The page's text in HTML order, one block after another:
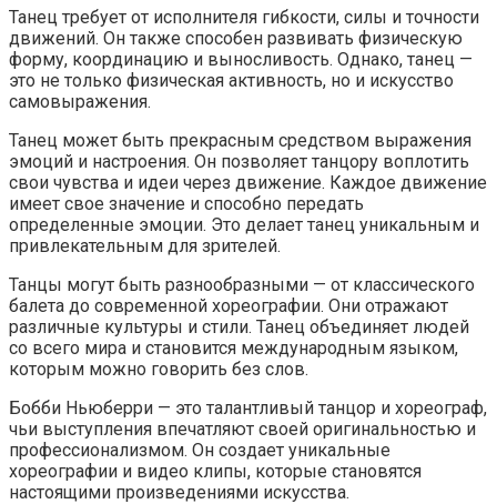
Танец требует от исполнителя гибкости, силы и точности
движений. Он также способен развивать физическую
форму, координацию и выносливость. Однако, танец —
это не только физическая активность, но и искусство
самовыражения.
Танец может быть прекрасным средством выражения
эмоций и настроения. Он позволяет танцору воплотить
свои чувства и идеи через движение. Каждое движение
имеет свое значение и способно передать
определенные эмоции. Это делает танец уникальным и
привлекательным для зрителей.
Танцы могут быть разнообразными — от классического
балета до современной хореографии. Они отражают
различные культуры и стили. Танец объединяет людей
со всего мира и становится международным языком,
которым можно говорить без слов.
Бобби Ньюберри — это талантливый танцор и хореограф,
чьи выступления впечатляют своей оригинальностью и
профессионализмом. Он создает уникальные
хореографии и видео клипы, которые становятся
настоящими произведениями искусства.